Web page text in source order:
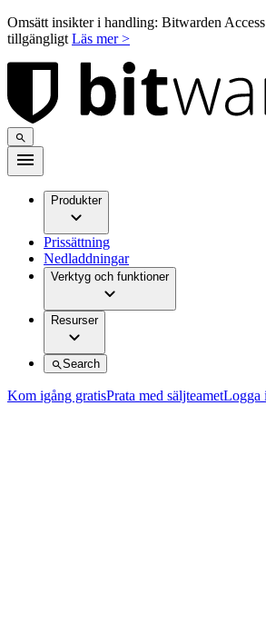
Omsätt insikter i handling: Bitwarden
tillgängligt Läs mer >
Produkter
Prissättning
Nedladdningar
Verktyg och funktioner
Resurser
Search
Kom igång gratisPrata med säljteametLogga